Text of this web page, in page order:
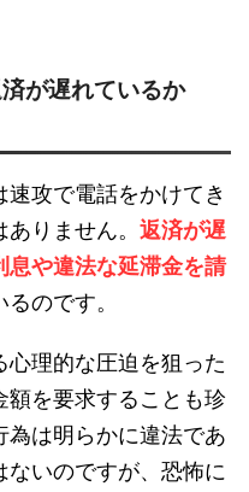
が遅れているか
攻で電話をかけてき
りません。 返済が遅
息や違法な延滞金を請
のです。
理的な圧迫を狙った
額を要求することも珍
為は明らかに違法であ
ないのですが、恐怖に